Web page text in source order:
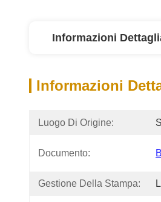
Informazioni
Informazioni
Luogo Di Origine:
Documento:
Gestione Della Stampa: